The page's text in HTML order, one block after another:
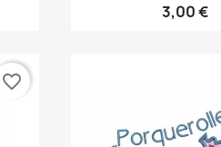
3,00 €
favorite_border